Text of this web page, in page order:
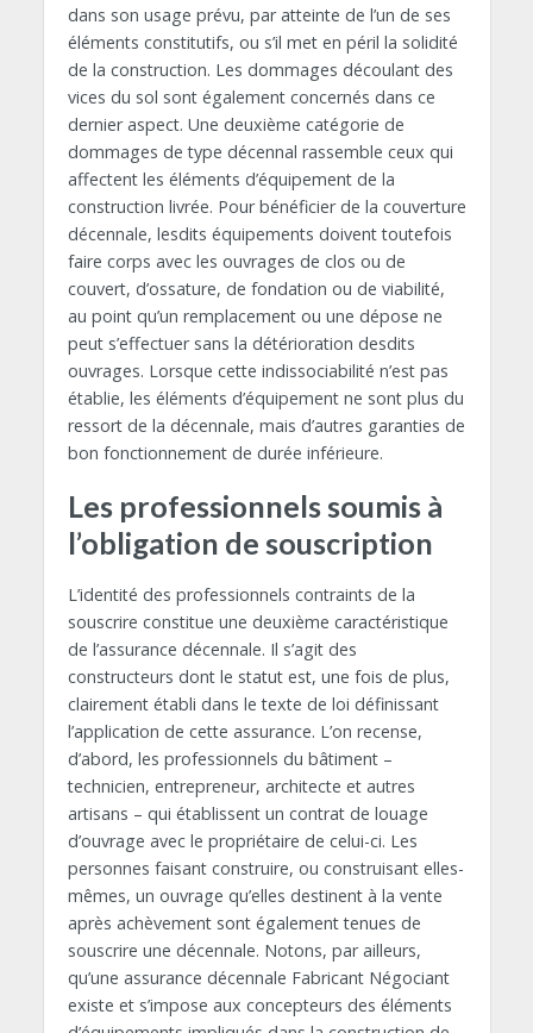
dans son usage prévu, par atteinte de l’un de ses
éléments constitutifs, ou s’il met en péril la solidité
de la construction. Les dommages découlant des
vices du sol sont également concernés dans ce
dernier aspect. Une deuxième catégorie de
dommages de type décennal rassemble ceux qui
affectent les éléments d’équipement de la
construction livrée. Pour bénéficier de la couverture
décennale, lesdits équipements doivent toutefois
faire corps avec les ouvrages de clos ou de
couvert, d’ossature, de fondation ou de viabilité,
au point qu’un remplacement ou une dépose ne
peut s’effectuer sans la détérioration desdits
ouvrages. Lorsque cette indissociabilité n’est pas
établie, les éléments d’équipement ne sont plus du
ressort de la décennale, mais d’autres garanties de
bon fonctionnement de durée inférieure.
Les professionnels soumis à
l’obligation de souscription
L’identité des professionnels contraints de la
souscrire constitue une deuxième caractéristique
de l’assurance décennale. Il s’agit des
constructeurs dont le statut est, une fois de plus,
clairement établi dans le texte de loi définissant
l’application de cette assurance. L’on recense,
d’abord, les professionnels du bâtiment –
technicien, entrepreneur, architecte et autres
artisans – qui établissent un contrat de louage
d’ouvrage avec le propriétaire de celui-ci. Les
personnes faisant construire, ou construisant elles-
mêmes, un ouvrage qu’elles destinent à la vente
après achèvement sont également tenues de
souscrire une décennale. Notons, par ailleurs,
qu’une assurance décennale Fabricant Négociant
existe et s’impose aux concepteurs des éléments